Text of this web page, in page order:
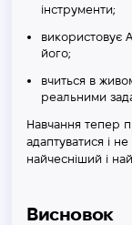
інструменти;
використовує
його;
вчиться в
реальними
Навчання тепер
адаптуватися і
найчесніший і
Висновок